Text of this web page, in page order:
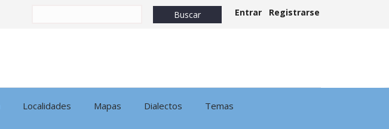
Entrar Registrarse
Localidades Mapas Dialectos Temas